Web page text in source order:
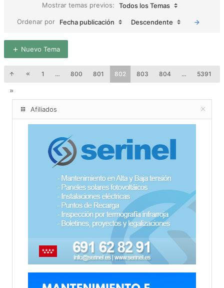
Mostrar temas previos:
Todos los Temas
Ordenar por
Fecha publicación Descendente
Nuevo Tema
1 … 800 801 802 803 804 … 5391
Afiliados